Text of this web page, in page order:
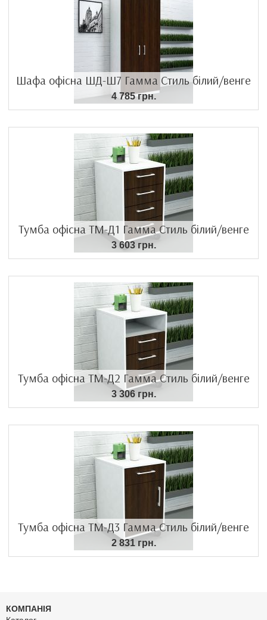
Шафа офісна ШД-Ш7 Гамма Стиль білий/венге
4 785 грн.
Тумба офісна ТМ-Д1 Гамма Стиль білий/венге
3 603 грн.
Тумба офісна ТМ-Д2 Гамма Стиль білий/венге
3 306 грн.
Тумба офісна ТМ-Д3 Гамма Стиль білий/венге
2 831 грн.
КОМПАНІЯ